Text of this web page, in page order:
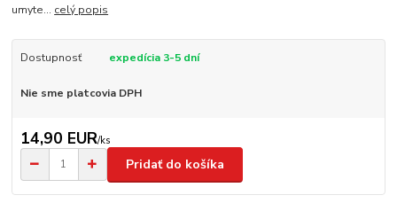
umyte... celý popis
Dostupnosť expedícia 3-5 dní
Nie sme platcovia DPH
14,90 EUR/ks
Pridať do košíka